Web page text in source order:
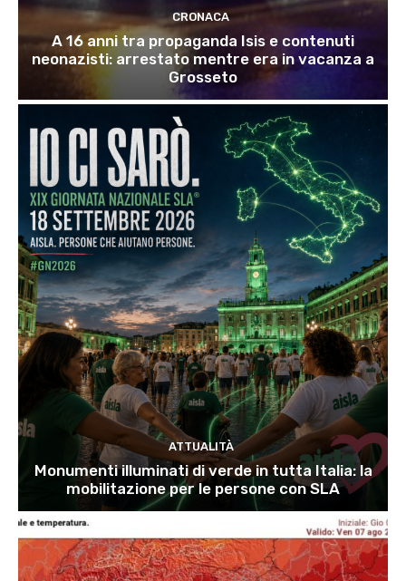
CRONACA
A 16 anni tra propaganda Isis e contenuti
neonazisti: arrestato mentre era in vacanza a
Grosseto
ATTUALITÀ
Monumenti illuminati di verde in tutta Italia: la
mobilitazione per le persone con SLA